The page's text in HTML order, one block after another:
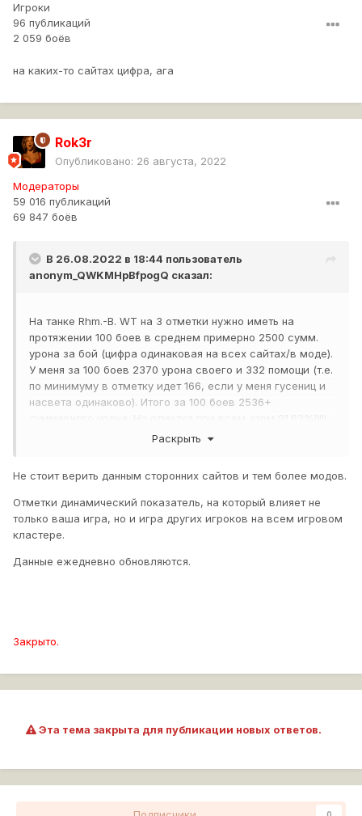
Игроки
96 публикаций
2 059 боёв
на каких-то сайтах цифра, ага
Rok3r
Опубликовано: 26 августа, 2022
Модераторы
59 016 публикаций
69 847 боёв
В 26.08.2022 в 18:44 пользователь
anonym_QWKMHpBfpogQ сказал:
На танке Rhm.-B. WT на 3 отметки нужно иметь на
протяжении 100 боев в среднем примерно 2500 сумм.
урона за бой (цифра одинаковая на всех сайтах/в моде).
У меня за 100 боев 2370 урона своего и 332 помощи (т.е.
по минимуму в отметку идет 166, если у меня гусениц и
насвета одинаково). Итого за 100 боев 2536+
Почему сервер опускает меня ниже по позициям на
Хочу услышать мнение игроков, может кто тоже с таким
Раскрыть
Не стоит верить данным сторонних сайтов и тем более модов.
Отметки динамический показатель, на который влияет не
только ваша игра, но и игра других игроков на всем игровом
кластере.
Данные ежедневно обновляются.
Закрыто.
Эта тема закрыта для публикации новых ответов.